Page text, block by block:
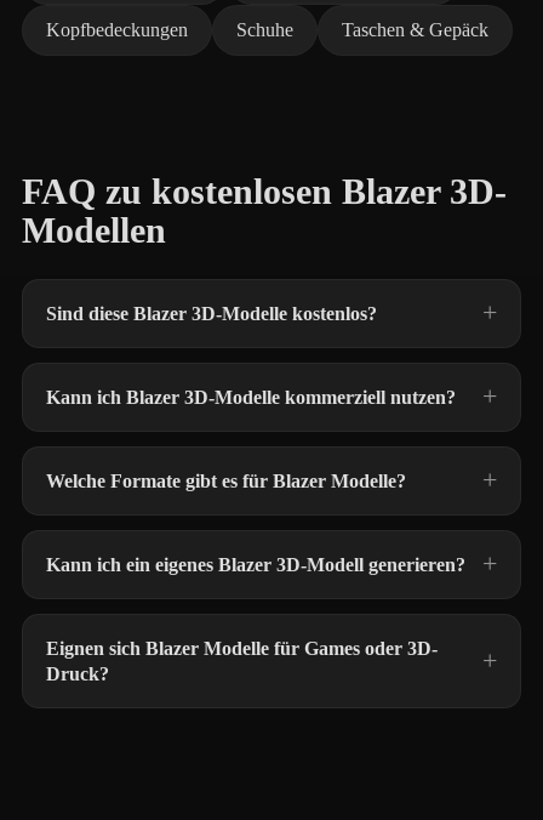
Kopfbedeckungen Schuhe Taschen & Gepäck
FAQ zu kostenlosen Blazer 3D-
Modellen
Sind diese Blazer 3D-Modelle kostenlos?
Kann ich Blazer 3D-Modelle kommerziell nutzen?
Welche Formate gibt es für Blazer Modelle?
Kann ich ein eigenes Blazer 3D-Modell generieren?
Eignen sich Blazer Modelle für Games oder 3D-
Druck?